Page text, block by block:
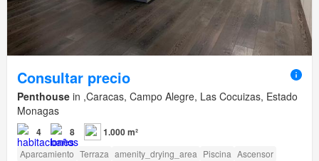
Consultar precio
Penthouse in ,Caracas, Campo Alegre, Las Cocuizas, Estado
Monagas
4 8 1.000 m²
Aparcamiento Terraza amenity_drying_area Piscina Ascensor